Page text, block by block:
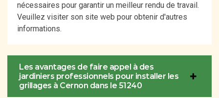
nécessaires pour garantir un meilleur rendu de travail.
Veuillez visiter son site web pour obtenir d'autres
informations.
Les avantages de faire appel à des
jardiniers professionnels pour installer les
grillages à Cernon dans le 51240